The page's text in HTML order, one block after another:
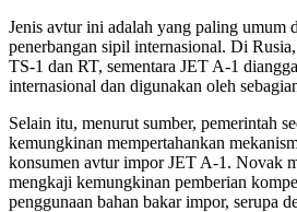
Jenis avtur ini adalah yang paling umum
penerbangan sipil internasional. Di
TS-1 dan RT, sementara JET A-1
internasional dan digunakan oleh
Selain itu, menurut sumber, pemerintah
kemungkinan mempertahankan
konsumen avtur impor JET A-1. Novak
mengkaji kemungkinan pemberian
penggunaan bahan bakar impor, serupa